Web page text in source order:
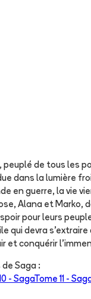
peuplé de tous les
dans la lumière
en guerre, la vie
Alana et Marko,
pour leurs
qui devra s'extraire
et conquérir
de Saga :
- SagaTome 11 - Saga